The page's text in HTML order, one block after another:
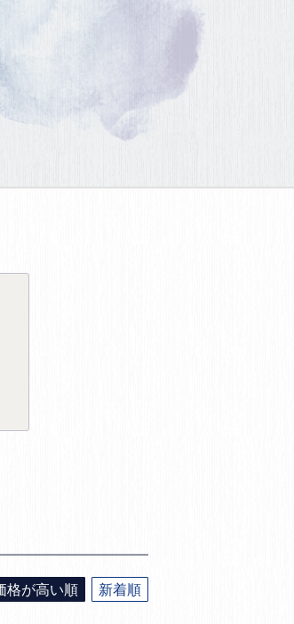
格が高い順 新着順